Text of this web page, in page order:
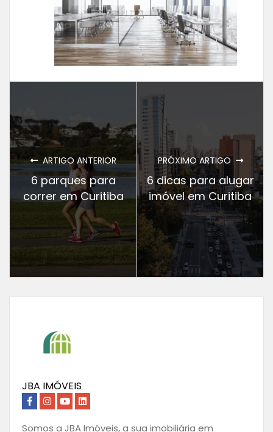
ARTIGO ANTERIOR
6 parques para
correr em Curitiba
PRÓXIMO ARTIGO
6 dicas para alugar
imóvel em Curitiba
JBA IMÓVEIS
Somos a JBA Imóveis, a sua imobiliária em